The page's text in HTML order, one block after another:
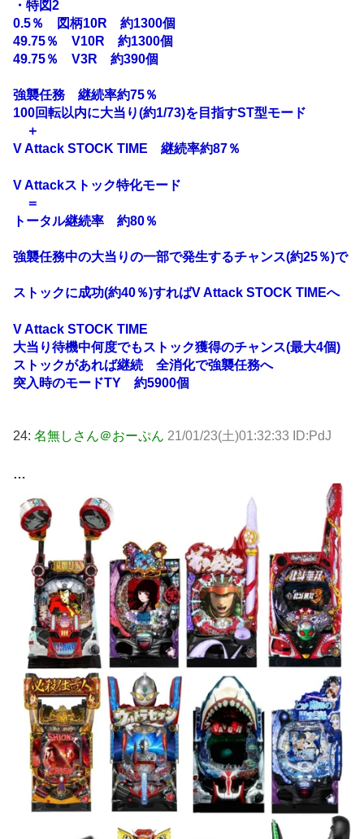
・特図2
0.5％ 図柄10R 約1300個
49.75％ V10R 約1300個
49.75％ V3R 約390個
強襲任務 継続率約75％
100回転以内に大当り(約1/73)を目指すST型モード
＋
V Attack STOCK TIME 継続率約87％
V Attackストック特化モード
＝
トータル継続率 約80％
強襲任務中の大当りの一部で発生するチャンス(約25％)で
ストックに成功(約40％)すればV Attack STOCK TIMEへ
V Attack STOCK TIME
大当り待機中何度でもストック獲得のチャンス(最大4個)
ストックがあれば継続 全消化で強襲任務へ
突入時のモードTY 約5900個
24: 名無しさん＠おーぷん 21/01/23(土)01:32:33 ID:PdJ
…